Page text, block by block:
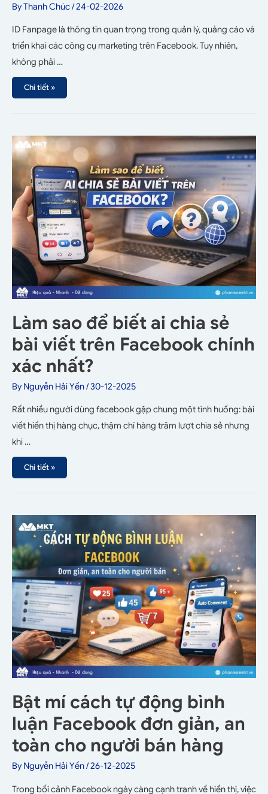
ByThanh Chúc/24-02-2026
ID Fanpage là thông tin quan trọng trong quản lý, quảng cáo và
triển khai các công cụ marketing trên Facebook. Tuy nhiên,
không phải …
Chi tiết »
Làm sao để biết ai chia sẻ
bài viết trên Facebook chính
xác nhất?
ByNguyễn Hải Yến/30-12-2025
Rất nhiều người dùng facebook gặp chung một tình huống: bài
viết hiển thị hàng chục, thậm chí hàng trăm lượt chia sẻ nhưng
khi …
Chi tiết »
Bật mí cách tự động bình
luận Facebook đơn giản, an
toàn cho người bán hàng
ByNguyễn Hải Yến/26-12-2025
Trong bối cảnh Facebook ngày càng cạnh tranh về hiển thị, việc